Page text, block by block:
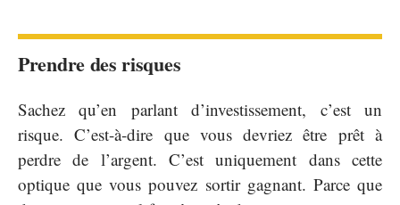
Prendre des risques
Sachez qu’en parlant d’investissement, c’est un
risque. C’est-à-dire que vous devriez être prêt à
perdre de l’argent. C’est uniquement dans cette
optique que vous pouvez sortir gagnant. Parce que